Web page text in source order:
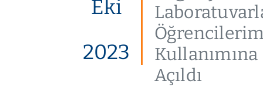
Eki
2023
Kullanımına
Açıldı